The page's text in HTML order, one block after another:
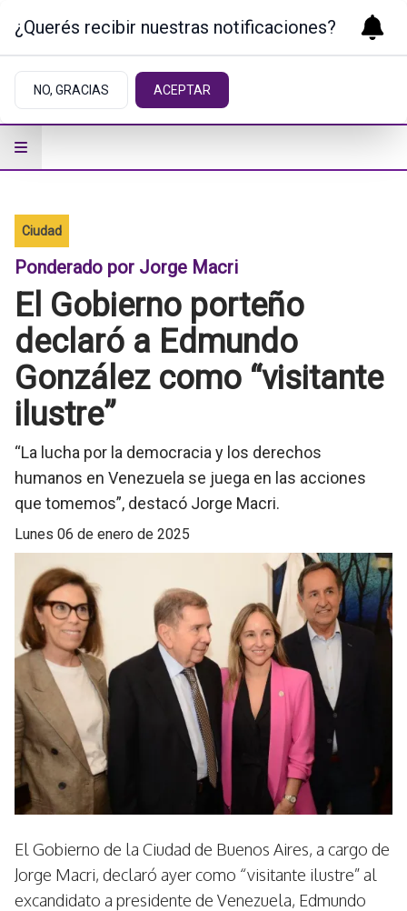
Ciudad
Ponderado por Jorge Macri
El Gobierno porteño
declaró a Edmundo
González como “visitante
ilustre”
“La lucha por la democracia y los derechos
humanos en Venezuela se juega en las acciones
que tomemos”, destacó Jorge Macri.
lunes 06 de enero de 2025
El Gobierno de la Ciudad de Buenos Aires, a cargo de
Jorge Macri, declaró ayer como “visitante ilustre” al
excandidato a presidente de Venezuela, Edmundo
¿Querés recibir nuestras notificaciones?
NO, GRACIAS ACEPTAR